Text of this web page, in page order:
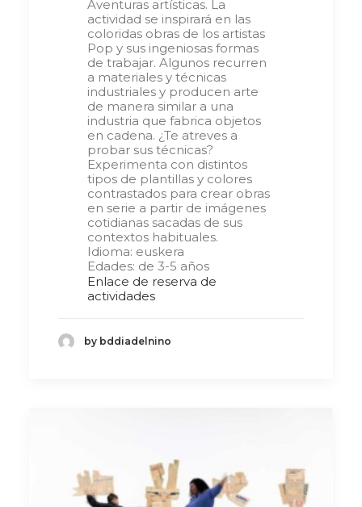
Aventuras artísticas. La
actividad se inspirará en las
coloridas obras de los artistas
Pop y sus ingeniosas formas
de trabajar. Algunos recurren
a materiales y técnicas
industriales y producen arte
de manera similar a una
industria que fabrica objetos
en cadena. ¿Te atreves a
probar sus técnicas?
Experimenta con distintos
tipos de plantillas y colores
contrastados para crear obras
en serie a partir de imágenes
cotidianas sacadas de sus
contextos habituales.
Idioma: euskera
Edades: de 3-5 años
Enlace de reserva de
actividades
by bddiadelnino